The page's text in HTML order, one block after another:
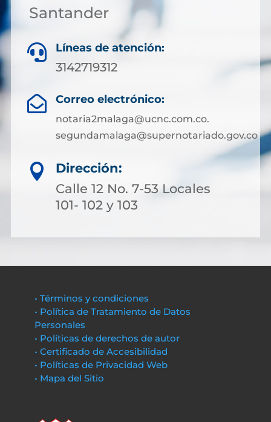
Santander
 Líneas de atención:
3142719312
 Correo electrónico:
notaria2malaga@ucnc.com.co.
segundamalaga@supernotariado.gov.co

Dirección:
Calle 12 No. 7-53 Locales
101- 102 y 103
• Términos y condiciones
• Política de Tratamiento de Datos
Personales
• Políticas de derechos de autor
• Certificado de Accesibilidad
• Políticas de Privacidad Web
• Mapa del Sitio